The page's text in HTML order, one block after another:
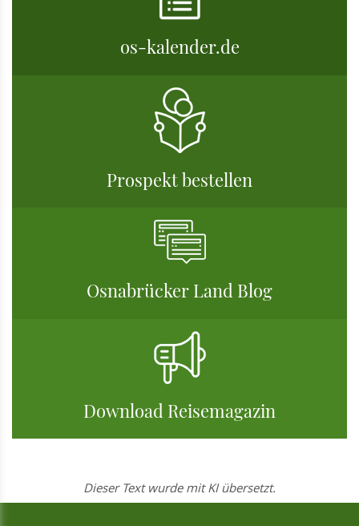
os-kalender.de
Prospekt bestellen
Osnabrücker Land Blog
Download Reisemagazin
Dieser Text wurde mit KI übersetzt.